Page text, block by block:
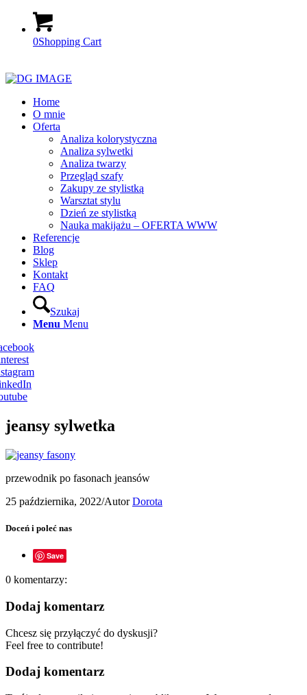
0Shopping Cart
Home
O mnie
Oferta
Analiza kolorystyczna
Analiza sylwetki
Analiza twarzy
Przegląd szafy
Zakupy ze stylistką
Warsztat stylu
Dzień ze stylistką
Nauka makijażu – OFERTA WWW
Referencje
Blog
Sklep
Kontakt
FAQ
Szukaj
Menu Menu
jeansy sylwetka
przewodnik po fasonach jeansów
25 października, 2022/AutorDorota
Doceń i poleć nas
Save
0 komentarzy:
Dodaj komentarz
Chcesz się przyłączyć do dyskusji?
Feel free to contribute!
Dodaj komentarz